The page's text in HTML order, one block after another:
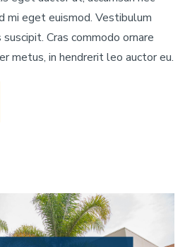
mi eget euismod. Vestibulum
Cras commodo ornare
metus, in hendrerit leo auctor eu.